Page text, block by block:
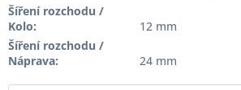
Šíření rozchodu /
Kolo:
12 mm
Šíření rozchodu /
Náprava:
24 mm